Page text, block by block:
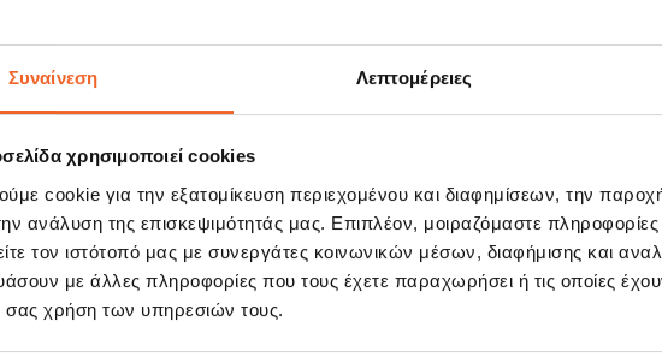
Συναίνεση Λεπτομέρειες
χρησιμοποιεί cookies
cookie για την εξατομίκευση περιεχομένου και διαφημίσεων, την
ανάλυση της επισκεψιμότητάς μας. Επιπλέον, μοιραζόμαστε
τον ιστότοπό μας με συνεργάτες κοινωνικών μέσων, διαφήμισης και
με άλλες πληροφορίες που τους έχετε παραχωρήσει ή τις οποίες
χρήση των υπηρεσιών τους.
ΣΧΕΤΙΚΆ ΠΡΟΪΌΝΤΑ
SALE!
SALE!